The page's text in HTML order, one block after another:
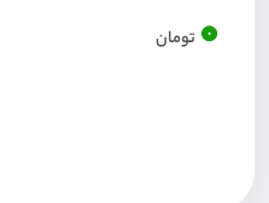
0 تومان